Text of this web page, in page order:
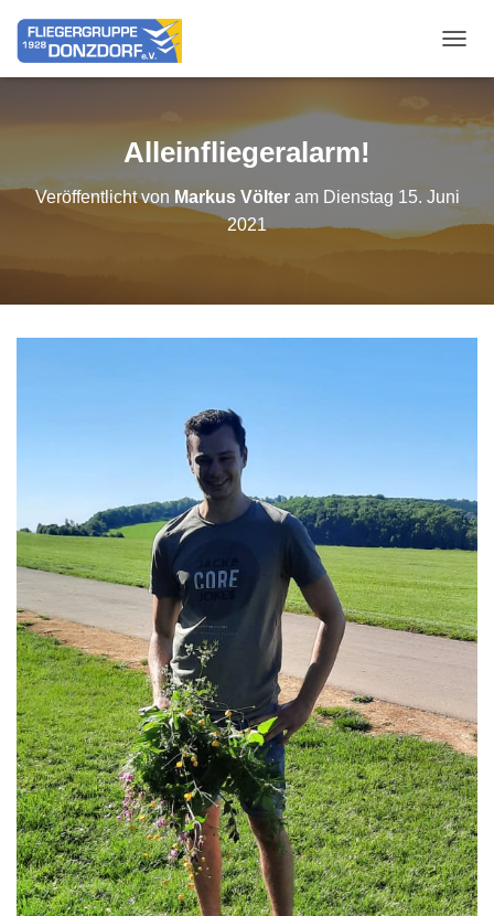
Alleinfliegeralarm!
Veröffentlicht von Markus Völteram Dienstag 15. Juni
2021